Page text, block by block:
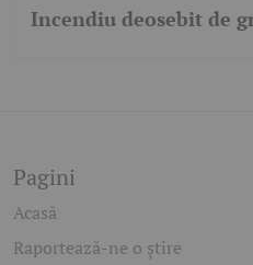
Incendiu deosebit de
Pagini
Acasă
Raportează-ne o știre